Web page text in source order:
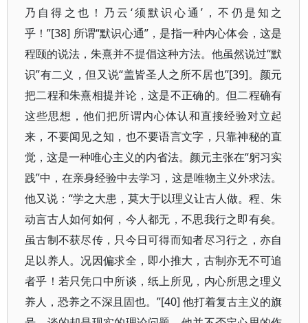
乃自得之也！乃云‘须默识心通’，不仍是知之
乎！”[38] 所谓“默识心通”，是指一种内心体会，这是
程颐的说法，朱熹并不提倡这种方法。他虽然说过“默
识”有二义，但又说“盖皆圣人之所不居也”[39]。颜元
把二程和朱熹相提并论，这是不正确的。但二程确有
这些思想，他们把所谓内心体认和直接经验对立起
来，不要闻见之知，也不要语言文字，只靠神秘的直
觉，这是一种唯心主义的内省法。颜元主张在“躬习实
践”中，在亲身经验中去学习，这是唯物主义外求法。
他又说：“学之大患，莫大于以理义让古人做。程、朱
动言古人如何如何，今人都无，不思我行之即有矣。
虽古制不获尽传，只今日可得而知者尽习行之，亦自
足以养人。况因偏求全，即小推大，古制亦无不可追
者乎！若只凭口中所谈，纸上所见，内心所思之理义
养人，恐养之不深且固也。”[40] 他打着复古主义的旗